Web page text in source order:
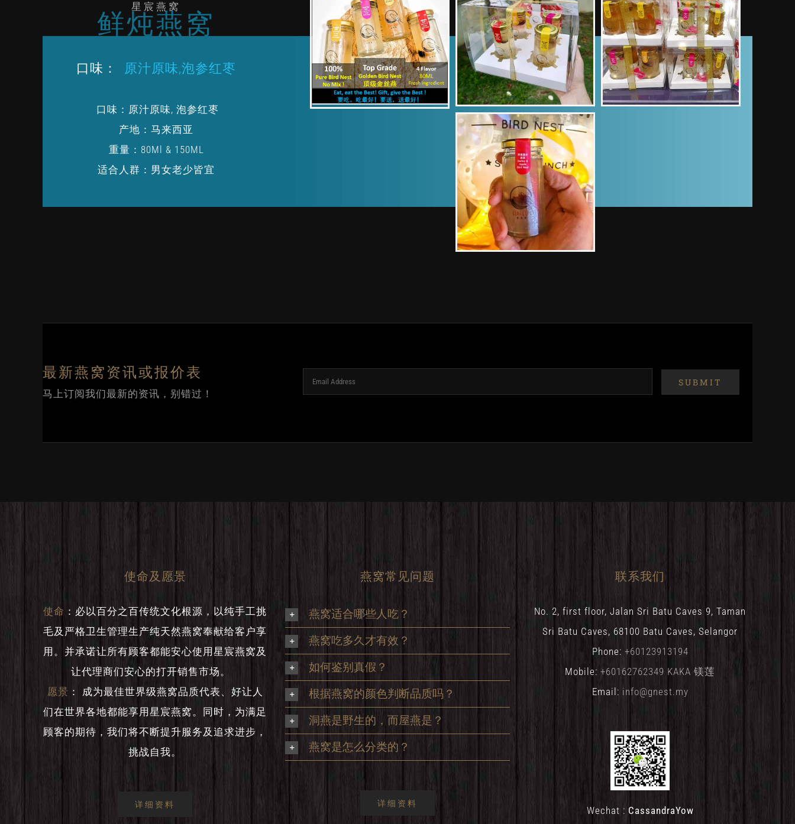
星宸燕窝
鲜炖燕窝
口味： 原汁原味,泡参红枣
口味：原汁原味, 泡参红枣
产地：马来西亚
重量：80Ml & 150ML
适合人群：男女老少皆宜
最新燕窝资讯或报价表
马上订阅我们最新的资讯，别错过！
使命及愿景
使命 ： 必以百分之百传统文化根源，以纯手工挑
毛及严格卫生管理生产纯天然燕窝奉献给客户享
用。并承诺让所有顾客都能安心使用星宸燕窝及
让代理商们安心的打开销售市场。
愿景 ：
成为最佳世界级燕窝品质代表、好让人
们在世界各地都能享用星宸燕窝。同时，为满足
顾客的期待，我们将不断提升服务及追求进步，
挑战自我。
详细资料
燕窝常见问题
燕窝适合哪些人吃？
燕窝吃多久才有效？
如何鉴别真假？
根据燕窝的颜色判断品质吗？
洞燕是野生的，而屋燕是？
燕窝是怎么分类的？
详细资料
联系我们
No. 2, first floor, Jalan Sri Batu Caves 9, Taman
Sri Batu Caves, 68100 Batu Caves, Selangor
Phone: +60123913194
Mobile: +60162762349 KAKA 镁莲
Email: info@gnest.my
Wechat : CassandraYow